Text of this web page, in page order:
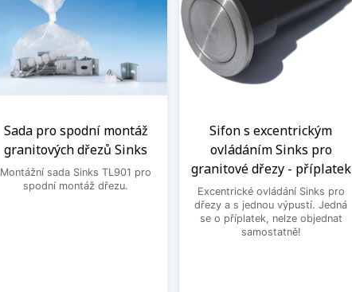
Sada pro spodní montáž
granitových dřezů Sinks
Montážní sada Sinks TL901 pro
spodní montáž dřezu.
Sifon s excentrickým
ovládáním Sinks pro
granitové dřezy - příplatek
Excentrické ovládání Sinks pro
dřezy a s jednou výpustí. Jedná
se o příplatek, nelze objednat
samostatně!